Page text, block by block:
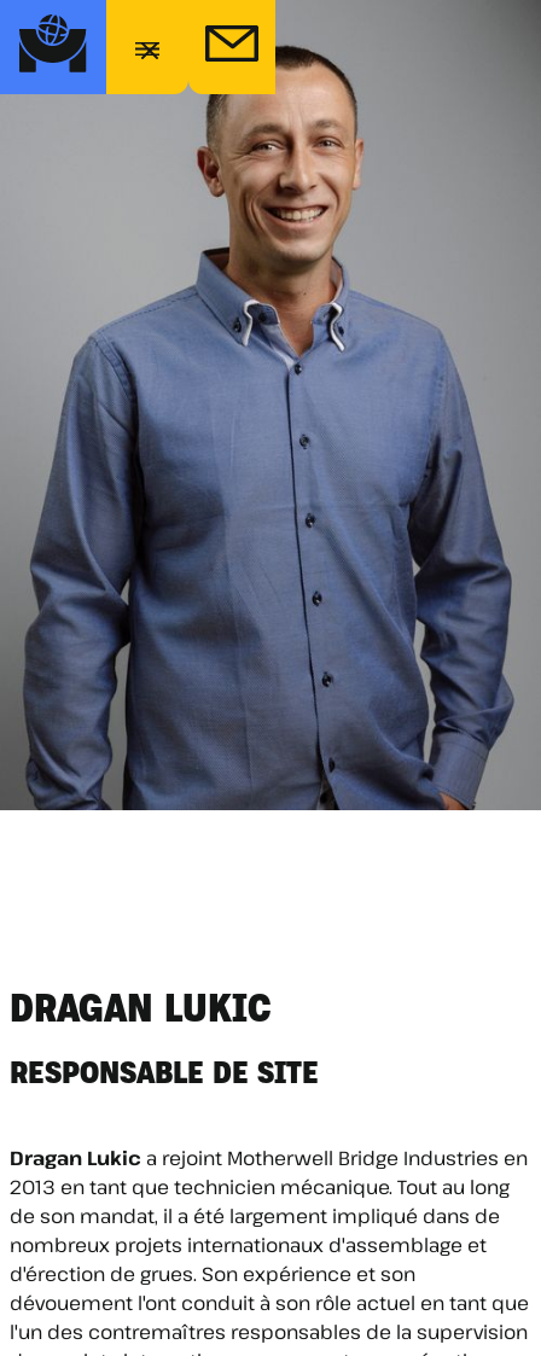
DRAGAN LUKIC
RESPONSABLE DE SITE
Dragan Lukic a rejoint Motherwell Bridge Industries en
2013 en tant que technicien mécanique. Tout au long
de son mandat, il a été largement impliqué dans de
nombreux projets internationaux d'assemblage et
d'érection de grues. Son expérience et son
dévouement l'ont conduit à son rôle actuel en tant que
l'un des contremaîtres responsables de la supervision